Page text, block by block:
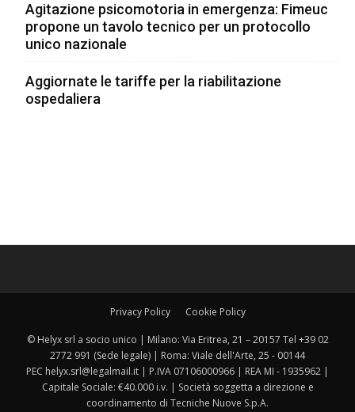
Agitazione psicomotoria in emergenza: Fimeuc
propone un tavolo tecnico per un protocollo
unico nazionale
Aggiornate le tariffe per la riabilitazione
ospedaliera
Privacy Policy Cookie Policy
© Helyx srl a socio unico | Milano: Via Eritrea, 21 – 20157 Tel +39 02
2772 991 (Sede legale) | Roma: Viale dell'Arte, 25 - 00144
PEC helyx.srl@legalmail.it | P.IVA 07106000966 | REA MI - 1935962 |
Capitale Sociale: €40.000 i.v. | Società soggetta a direzione e
coordinamento di Tecniche Nuove S.p.A.